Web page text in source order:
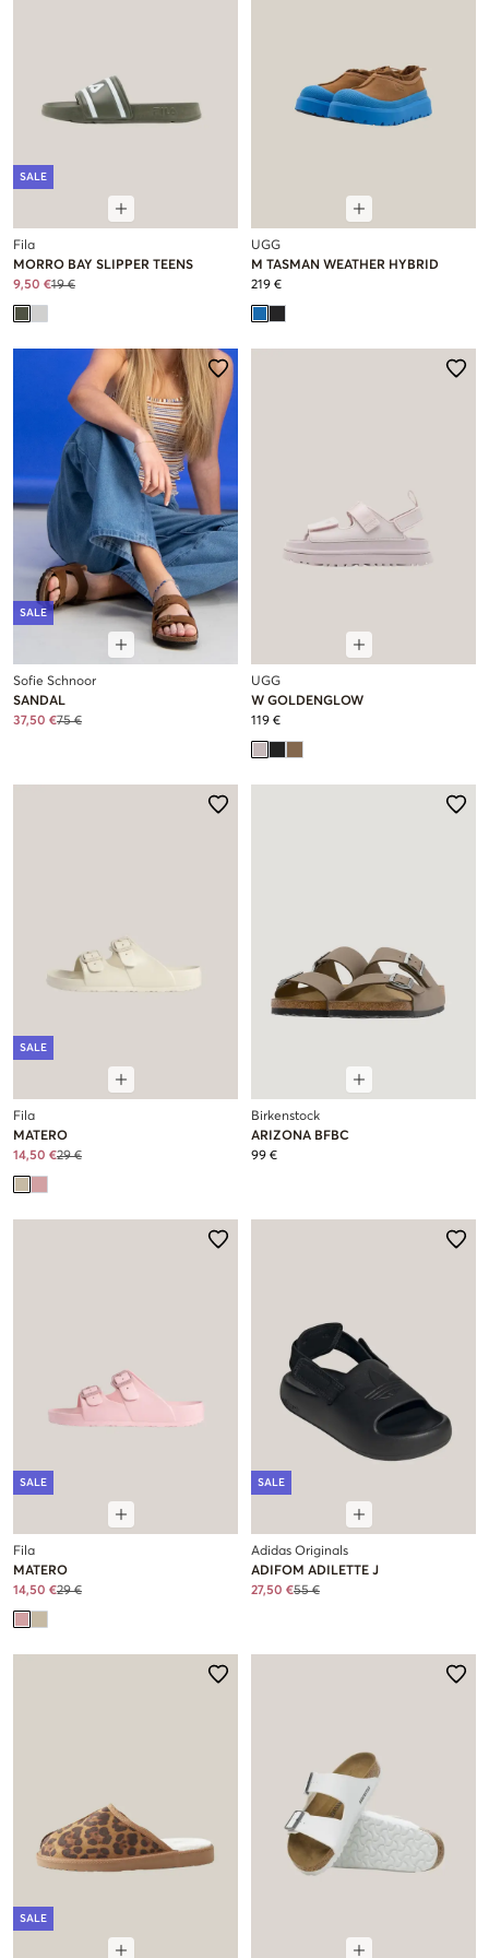
SALE
Fila
MORRO BAY SLIPPER TEENS
9,50 €19 €
UGG
M TASMAN WEATHER HYBRID
219 €
SALE
Sofie Schnoor
SANDAL
37,50 €75 €
UGG
W GOLDENGLOW
119 €
SALE
Fila
MATERO
14,50 €29 €
Birkenstock
ARIZONA BFBC
99 €
SALE
Fila
MATERO
14,50 €29 €
SALE
Adidas Originals
ADIFOM ADILETTE J
27,50 €55 €
SALE